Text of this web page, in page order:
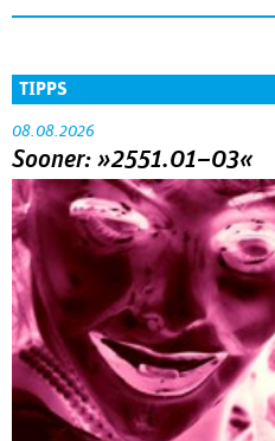
TIPPS
08.08.2026
Sooner: »2551.01–03«